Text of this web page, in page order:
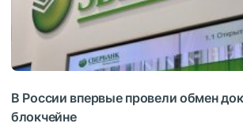
В России впервые провели обмен
блокчейне